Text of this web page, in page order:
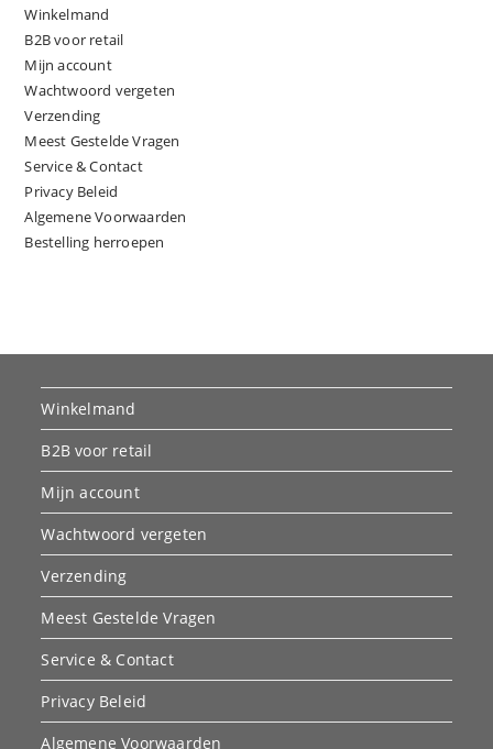
Winkelmand
B2B voor retail
Mijn account
Wachtwoord vergeten
Verzending
Meest Gestelde Vragen
Service & Contact
Privacy Beleid
Algemene Voorwaarden
Bestelling herroepen
Winkelmand
B2B voor retail
Mijn account
Wachtwoord vergeten
Verzending
Meest Gestelde Vragen
Service & Contact
Privacy Beleid
Algemene Voorwaarden